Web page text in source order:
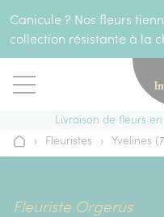
Canicule ? Nos fleurs
collection résistante à la
Livraison de fleurs
Accueil
› Fleuristes › Yvelines
Fleuriste Orgerus